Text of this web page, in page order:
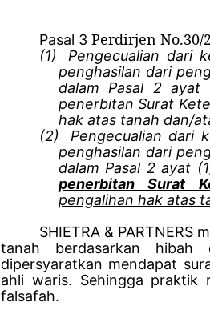
Pasal 3 Perdirjen No.30/
(1)
Pengecualian dari
penghasilan dari
dalam Pasal 2
penerbitan Surat
hak atas tanah dan/
(2)
Pengecualian dari
penghasilan dari
dalam Pasal 2 ayat
penerbitan Surat
pengalihan hak atas
SHIETRA & PARTNERS
tanah berdasarkan hibah
dipersyaratkan mendapat
ahli waris. Sehingga praktik
falsafah.